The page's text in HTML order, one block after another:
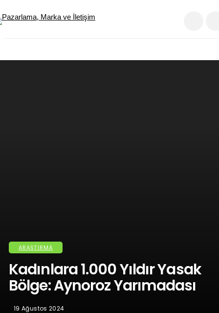
ARAŞTIRMA
Kadınlara 1.000 Yıldır Yasak
Bölge: Aynoroz Yarımadası
19 Ağustos 2024